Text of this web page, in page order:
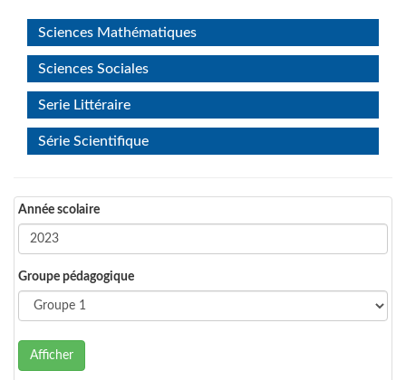
Sciences Mathématiques
Sciences Sociales
Serie Littéraire
Série Scientifique
Année scolaire
Groupe pédagogique
Afficher